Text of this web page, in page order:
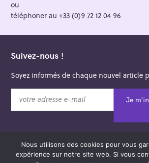
ou
téléphoner au +33 (0)9 72 12 04 96
Suivez-nous !
Soyez informés de chaque nouvel article
t
Je
© 2026 Saint-Merry Hors-
Nous utilisons des cookies pour vous
expérience sur notre site web. Si vous